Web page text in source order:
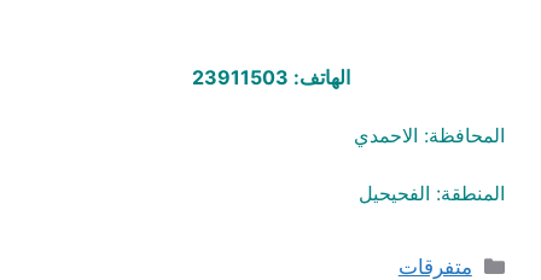
الهاتف: 23911503
المحافظة: الاحمدي
المنطقة: الفحيحيل
التصنيفات
متفرقات